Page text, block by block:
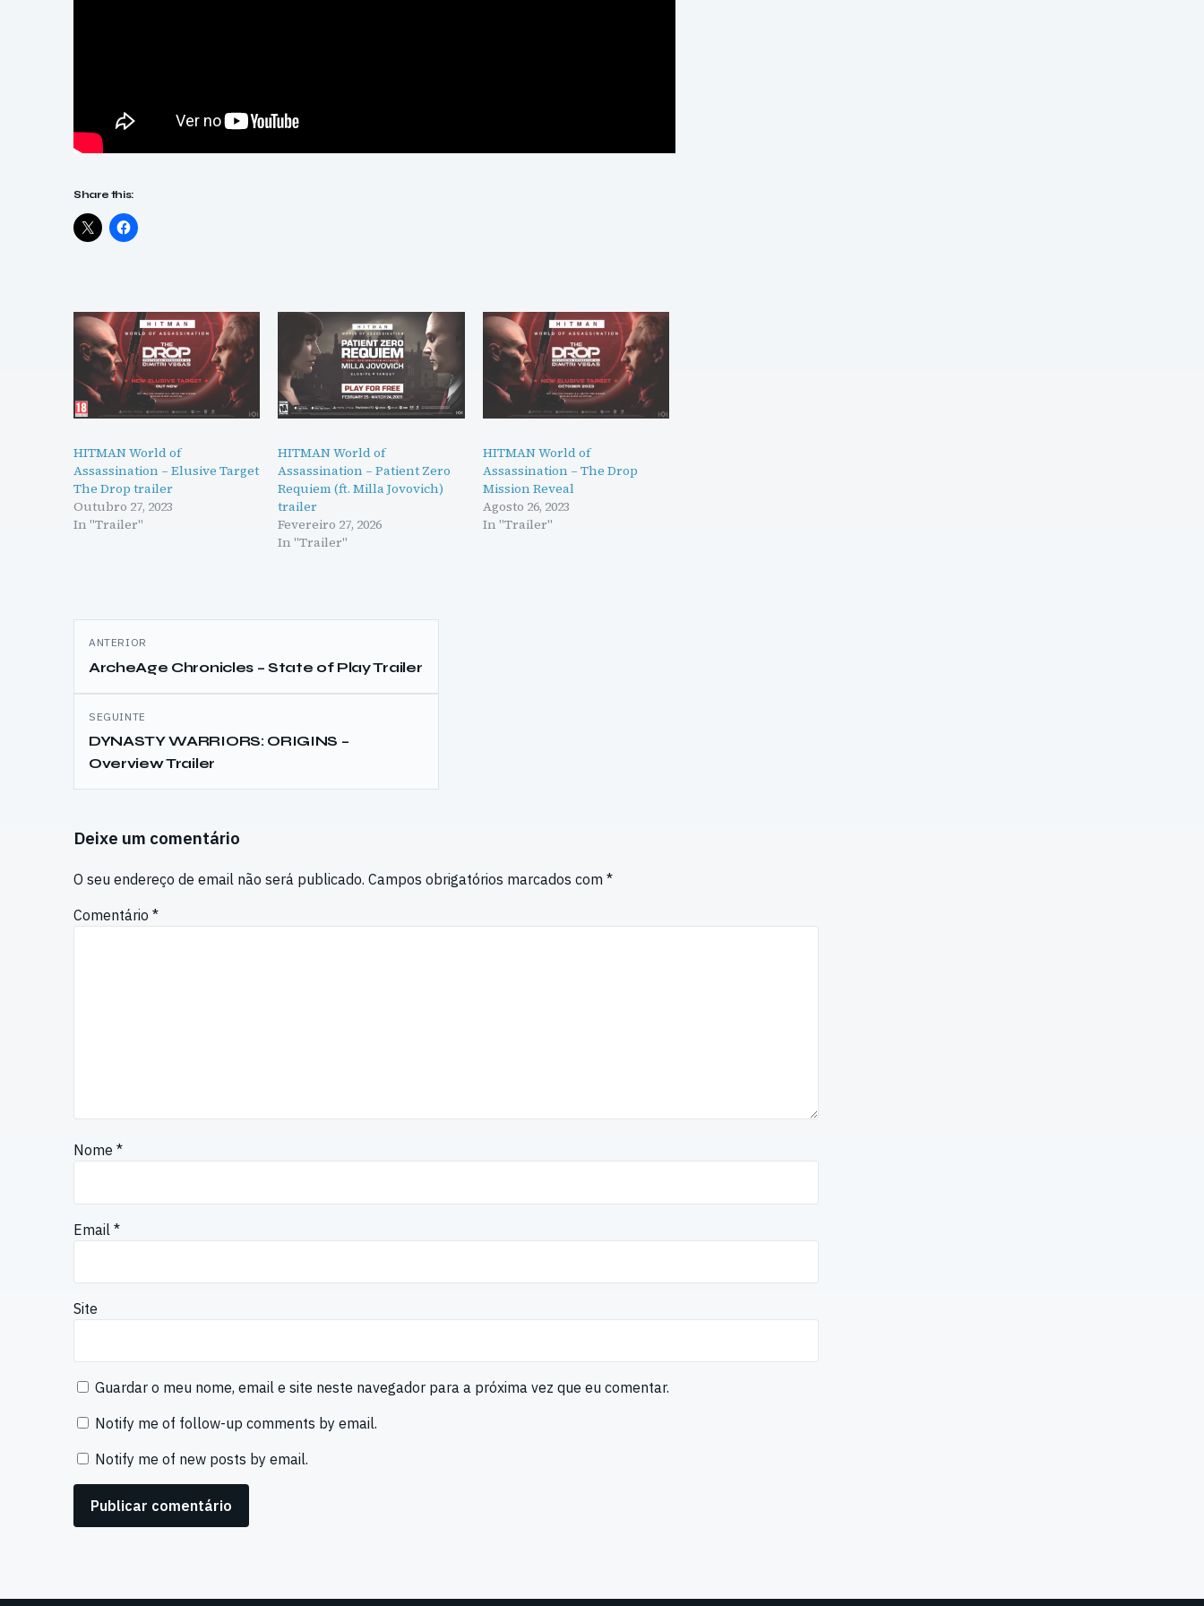
Share this:
HITMAN World of
Assassination – Elusive Target
The Drop trailer
Outubro 27, 2023
In "Trailer"
HITMAN World of
Assassination – Patient Zero
Requiem (ft. Milla Jovovich)
trailer
Fevereiro 27, 2026
In "Trailer"
HITMAN World of
Assassination – The Drop
Mission Reveal
Agosto 26, 2023
In "Trailer"
Navegação
de
artigos
ANTERIOR
ArcheAge Chronicles – State of Play Trailer
SEGUINTE
DYNASTY WARRIORS: ORIGINS –
Overview Trailer
Deixe um comentário
O seu endereço de email não será publicado. Campos obrigatórios marcados com *
Comentário *
Nome *
Email *
Site
Guardar o meu nome, email e site neste navegador para a próxima vez que eu comentar.
Notify me of follow-up comments by email.
Notify me of new posts by email.